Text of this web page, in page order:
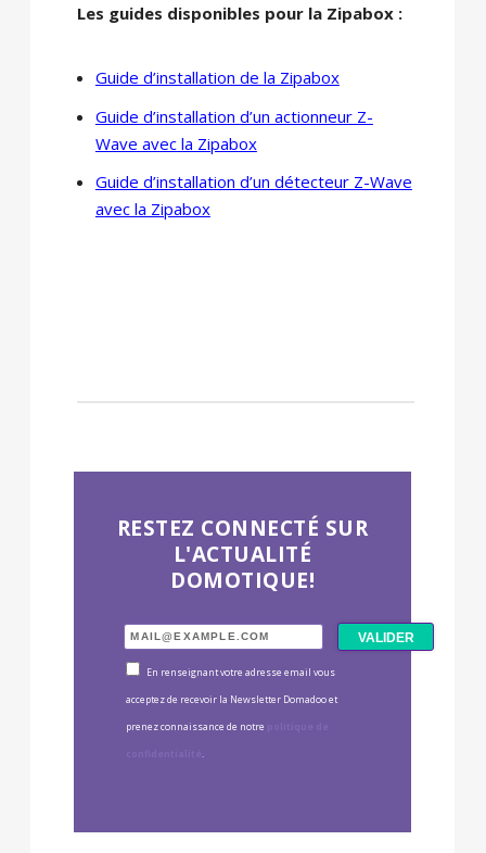
Les guides disponibles pour la Zipabox :
Guide d’installation de la Zipabox
Guide d’installation d’un actionneur Z-
Wave avec la Zipabox
Guide d’installation d’un détecteur Z-Wave
avec la Zipabox
RESTEZ CONNECTÉ SUR
L'ACTUALITÉ
DOMOTIQUE!
En renseignant votre adresse email vous
acceptez de recevoir la Newsletter Domadoo et
prenez connaissance de notre
.